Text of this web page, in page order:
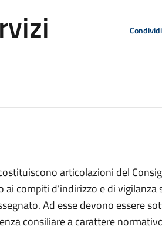
Condividi
articolazioni del
compiti d’indirizzo e di
Ad esse devono essere
consiliare a carattere